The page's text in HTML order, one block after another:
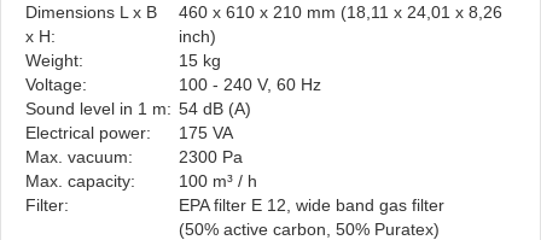
Dimensions L x B
x H:
460 x 610 x 210 mm (18,11 x 24,01 x 8,26
inch)
Weight:
15 kg
Voltage:
100 - 240 V, 60 Hz
Sound level in 1 m: 54 dB (A)
Electrical power:
175 VA
Max. vacuum:
2300 Pa
Max. capacity:
100 m³ / h
Filter:
EPA filter E 12, wide band gas filter
(50% active carbon, 50% Puratex)